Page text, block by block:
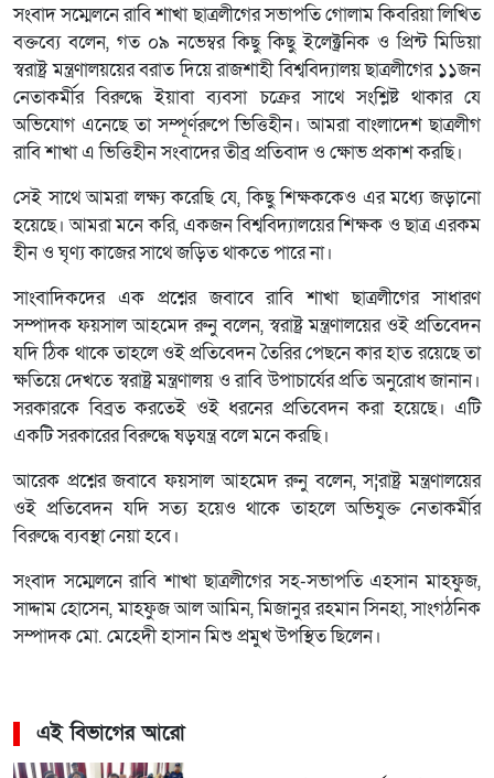
সংবাদ সম্মেলনে রাবি শাখা ছাত্রলীগের সভাপতি গোলাম কিবরিয়া লিখিত
বক্তব্যে বলেন, গত ০৯ নভেম্বর কিছু কিছু ইলেক্ট্রনিক ও প্রিন্ট মিডিয়া
স্বরাষ্ট্র মন্ত্রণালয়য়ের বরাত দিয়ে রাজশাহী বিশ্ববিদ্যালয় ছাত্রলীগের ১১জন
নেতাকর্মীর বিরুদ্ধে ইয়াবা ব্যবসা চক্রের সাথে সংশ্লিষ্ট থাকার যে
অভিযোগ এনেছে তা সম্পূর্ণরুপে ভিত্তিহীন। আমরা বাংলাদেশ ছাত্রলীগ
রাবি শাখা এ ভিত্তিহীন সংবাদের তীব্র প্রতিবাদ ও ক্ষোভ প্রকাশ করছি।
সেই সাথে আমরা লক্ষ্য করেছি যে, কিছু শিক্ষককেও এর মধ্যে জড়ানো
হয়েছে। আমরা মনে করি, একজন বিশ্ববিদ্যালয়ের শিক্ষক ও ছাত্র এরকম
হীন ও ঘৃণ্য কাজের সাথে জড়িত থাকতে পারে না।
সাংবাদিকদের এক প্রশ্নের জবাবে রাবি শাখা ছাত্রলীগের সাধারণ
সম্পাদক ফয়সাল আহমেদ রুনু বলেন, স্বরাষ্ট্র মন্ত্রণালয়ের ওই প্রতিবেদন
যদি ঠিক থাকে তাহলে ওই প্রতিবেদন তৈরির পেছনে কার হাত রয়েছে তা
ক্ষতিয়ে দেখতে স্বরাষ্ট্র মন্ত্রণালয় ও রাবি উপাচার্যের প্রতি অনুরোধ জানান।
সরকারকে বিব্রত করতেই ওই ধরনের প্রতিবেদন করা হয়েছে। এটি
একটি সরকারের বিরুদ্ধে ষড়যন্ত্র বলে মনে করছি।
আরেক প্রশ্নের জবাবে ফয়সাল আহমেদ রুনু বলেন, স¦রাষ্ট্র মন্ত্রণালয়ের
ওই প্রতিবেদন যদি সত্য হয়েও থাকে তাহলে অভিযুক্ত নেতাকর্মীর
বিরুদ্ধে ব্যবস্থা নেয়া হবে।
সংবাদ সম্মেলনে রাবি শাখা ছাত্রলীগের সহ-সভাপতি এহসান মাহফুজ,
সাদ্দাম হোসেন, মাহফুজ আল আমিন, মিজানুর রহমান সিনহা, সাংগঠনিক
সম্পাদক মো. মেহেদী হাসান মিশু প্রমুখ উপস্থিত ছিলেন।
এই বিভাগের আরো